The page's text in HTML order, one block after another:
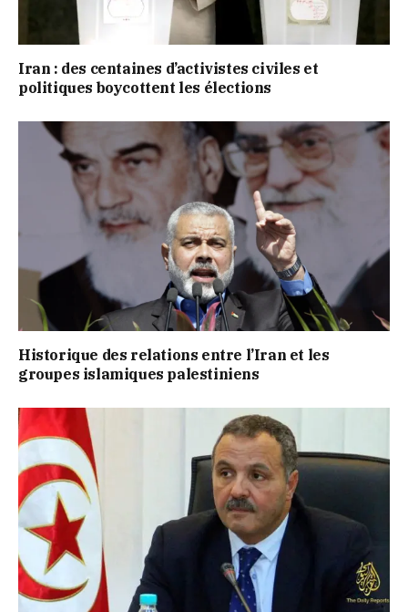
Iran : des centaines d’activistes civiles et
politiques boycottent les élections
Historique des relations entre l’Iran et les
groupes islamiques palestiniens